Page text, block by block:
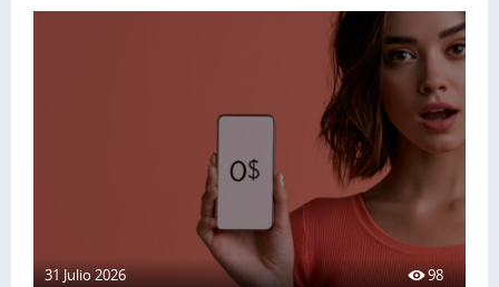
31 Julio 2026 98